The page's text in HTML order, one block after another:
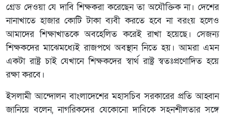
গ্রেড দেওয়া যে দাবি শিক্ষকরা করেছেন তা অযৌক্তিক না। দেশের
নানাখাতে হাজার কোটি টাকা ব্যবী করতে হবে না বরংয় হলেও
আমাদের শিক্ষাখাতকে অবহেলিত করেই রাখা হয়েছে। সেজন্য
শিক্ষকদের মাঝেমধ্যেই রাজপথে অবস্থান নিতে হয়। আমরা এমন
একটা রাষ্ট্র চাই যেখানে শিক্ষকদের স্বার্থ রাষ্ট্র স্বতঃপ্রণোদিত হয়ে
রক্ষা করবে।
ইসলামী আন্দোলন বাংলাদেশের মহাসচিব সরকারের প্রতিআহ্বান
জানিয়ে বলেন,নাগরিকদের যেকোনোদাবিকে সহনশীলতার সঙ্গে